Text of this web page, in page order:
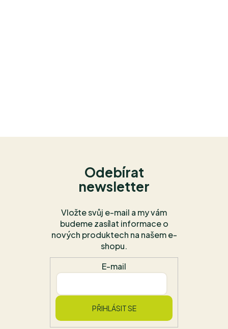
Odebírat
newsletter
Vložte svůj e-mail a my vám
budeme zasílat informace o
nových produktech na našem e-
shopu.
E-mail
PŘIHLÁSIT SE